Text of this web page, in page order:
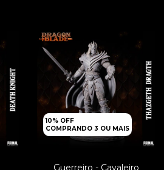
10% OFF
COMPRANDO 3 OU MAIS
Guerreiro - Cavaleiro